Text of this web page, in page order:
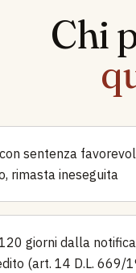
Chi
sentenza
rimasta ineseguita
giorni dalla
(art. 14 D.L. 669/